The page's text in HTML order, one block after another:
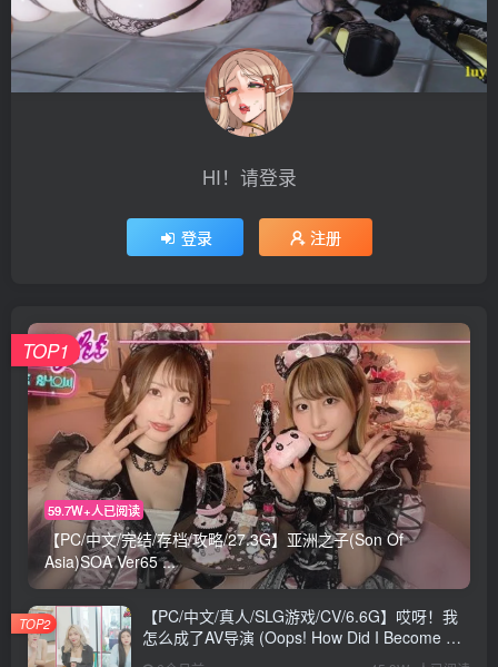
HI！请登录
登录 注册
59.7W+人已阅读
【PC/中文/完结/存档/攻略/27.3G】亚洲之子(Son Of
Asia)SOA Ver65 ...
TOP1
【PC/中文/真人/SLG游戏/CV/6.6G】哎呀！我
怎么成了AV导演 (Oops! How Did I Become An
AV Director?) Ver0.1.1 中文版+真人SLG游戏
TOP2